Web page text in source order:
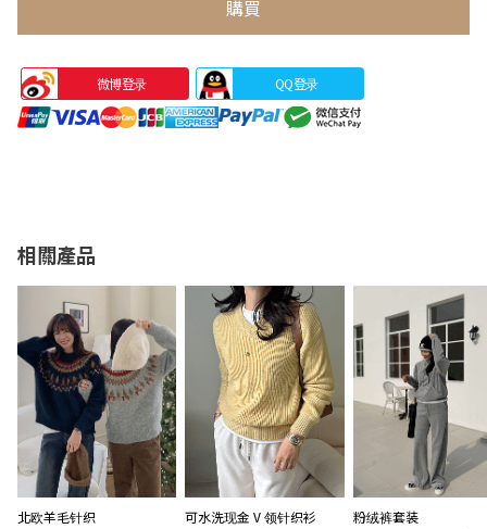
購買
微博登录 QQ登录
相關產品
北欧羊毛针织
可水洗现金 V 领针织衫
粉绒裤套装